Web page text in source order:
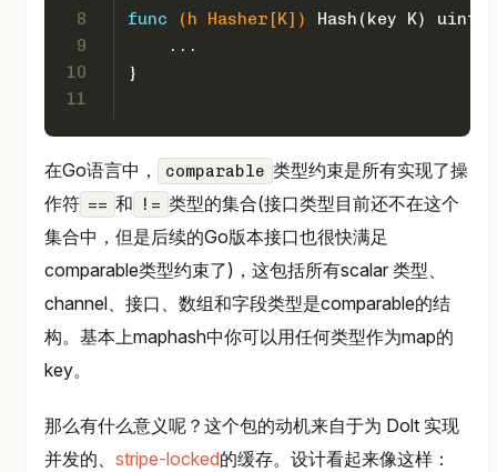
8
9
10
11
func
(h Hasher[K]) Hash(key K) uint64
    ...
}
在Go语言中， comparable 类型约束是所有实现了操
作符 == 和 != 类型的集合(接口类型目前还不在这个
集合中，但是后续的Go版本接口也很快满足
comparable类型约束了)，这包括所有scalar 类型、
channel、接口、数组和字段类型是comparable的结
构。基本上maphash中你可以用任何类型作为map的
key。
那么有什么意义呢？这个包的动机来自于为 Dolt 实现
并发的、 stripe-locked的缓存。设计看起来像这样：